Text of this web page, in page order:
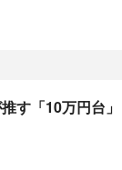
す「10万円台」